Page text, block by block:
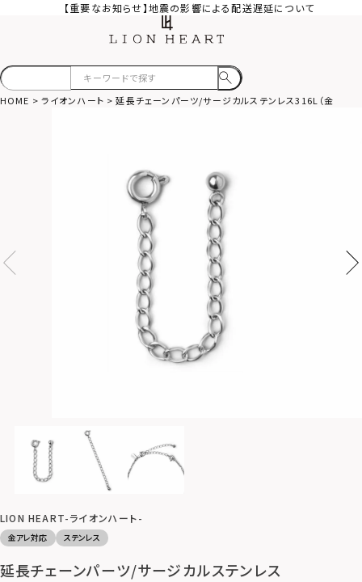
【重要なお知らせ】地震の影響による配送遅延について
HOME ライオンハート 延長チェーンパーツ/サージカルステンレス316L（金属ア
LION HEART-ライオンハート-
金アレ対応 ステンレス
延長チェーンパーツ/サージカルステンレス